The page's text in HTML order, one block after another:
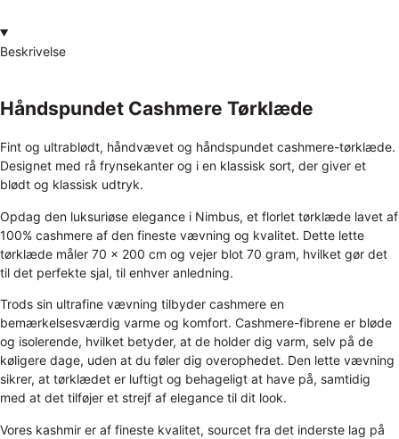
Beskrivelse
Håndspundet Cashmere Tørklæde
Fint og ultrablødt, håndvævet og håndspundet cashmere-tørklæde.
Designet med rå frynsekanter og i en klassisk sort, der giver et
blødt og klassisk udtryk.
Opdag den luksuriøse elegance i Nimbus, et florlet tørklæde lavet af
100% cashmere af den fineste vævning og kvalitet. Dette lette
tørklæde måler 70 x 200 cm og vejer blot 70 gram, hvilket gør det
til det perfekte sjal, til enhver anledning.
Trods sin ultrafine vævning tilbyder cashmere en
bemærkelsesværdig varme og komfort. Cashmere-fibrene er bløde
og isolerende, hvilket betyder, at de holder dig varm, selv på de
køligere dage, uden at du føler dig overophedet. Den lette vævning
sikrer, at tørklædet er luftigt og behageligt at have på, samtidig
med at det tilføjer et strejf af elegance til dit look.
Vores kashmir er af fineste kvalitet, sourcet fra det inderste lag på